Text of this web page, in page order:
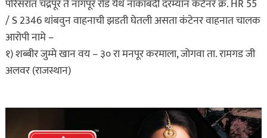
परिसरात चंद्रपूर ते नागपूर रोड येथे नाकाबंदी दरम्यान कंटेनर क्र. HR 55
/ S 2346 थांबवुन वाहनाची झडती घेतली असता कंटेनर वाहनात चालक
आरोपी नामे –
१) शब्बीर जुम्मे खान वय – ३० रा मनपूर करमाला, जोगवा ता. रामगड जी
अलवर (राजस्थान)